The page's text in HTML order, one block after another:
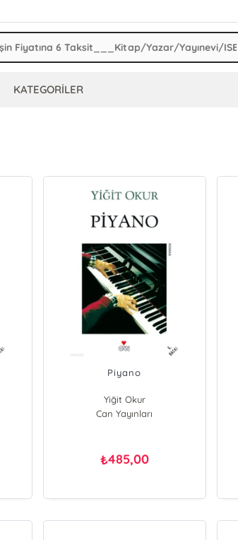
KATEGORİLER
Piyano
Yiğit Okur
Can Yayınları
₺485,00